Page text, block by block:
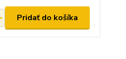
Pridať do košíka